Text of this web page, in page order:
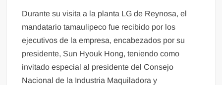
Durante su visita a la planta LG de Reynosa, el
mandatario tamaulipeco fue recibido por los
ejecutivos de la empresa, encabezados por su
presidente, Sun Hyouk Hong, teniendo como
invitado especial al presidente del Consejo
Nacional de la Industria Maquiladora y